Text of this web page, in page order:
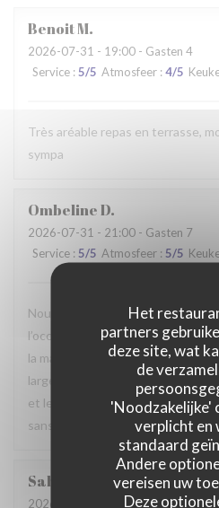
Het
partners
deze site, wat
de
'Noodzakelijke'
verplicht en
standaard
Andere
vereisen uw
Deze
BenoitM
2026-07-31 - 19:00 - Gasten 4
Service : 5/5 Atmosfeer : 4/5
Très aréable repas en terrasse,
sympa
OmbelineD
2026-07-31 - 21:00 - Gasten 7
Service : 5/5 Atmosfeer : 5/5
Nous avons passé un agréable
l’occasion, pour certains d’entre
la manière la plus authentique qui
largement à la hauteur de nos
et le personnel particulièrement
sans hésiter que nous
Sabrina
2026-07-25
- 21:00 - Gasten 2